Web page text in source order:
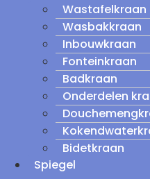
Wastafelkraan
Wasbakkraan
Inbouwkraan
Fonteinkraan
Badkraan
Onderdelen
Bidetkraan
Spiegel